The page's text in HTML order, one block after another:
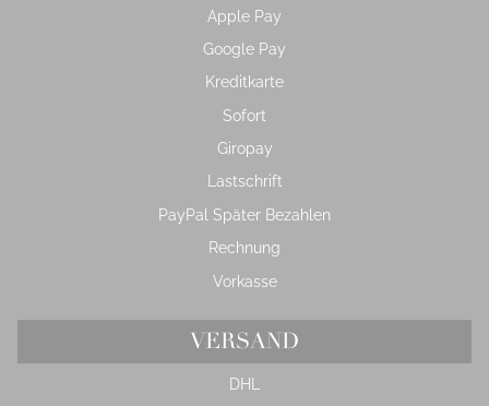
Apple Pay
Google Pay
Kreditkarte
Sofort
Giropay
Lastschrift
PayPal Später Bezahlen
Rechnung
Vorkasse
VERSAND
DHL